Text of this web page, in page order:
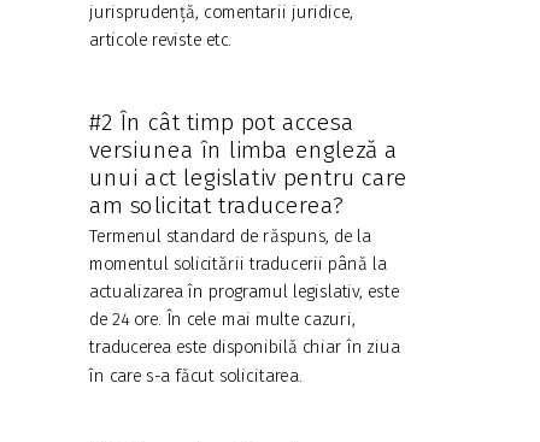
jurisprudență, comentarii juridice,
articole reviste etc.
#2 În cât timp pot accesa
versiunea în limba engleză a
unui act legislativ pentru care
am solicitat traducerea?
Termenul standard de răspuns, de la
momentul solicitării traducerii până la
actualizarea în programul legislativ, este
de 24 ore. În cele mai multe cazuri,
traducerea este disponibilă chiar în ziua
în care s-a făcut solicitarea.